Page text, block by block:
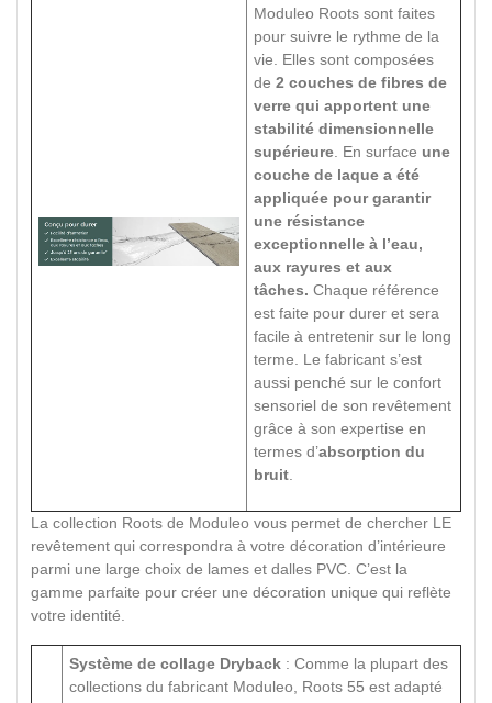
Moduleo Roots sont faites
pour suivre le rythme de la
vie. Elles sont composées
de 2 couches de fibres de
verre qui apportent une
stabilité dimensionnelle
supérieure . En surface une
couche de laque a été
appliquée pour garantir
une résistance
exceptionnelle à l’eau,
aux rayures et aux
tâches. Chaque référence
est faite pour durer et sera
facile à entretenir sur le long
terme. Le fabricant s’est
aussi penché sur le confort
sensoriel de son revêtement
grâce à son expertise en
termes d’absorption du
bruit
La collection Roots de Moduleo vous permet de chercher LE
revêtement qui correspondra à votre décoration d’intérieure
parmi une large choix de lames et dalles PVC. C’est la
gamme parfaite pour créer une décoration unique qui reflète
votre identité.
Système de collage Dryback : Comme la plupart des
collections du fabricant Moduleo, Roots 55 est adapté